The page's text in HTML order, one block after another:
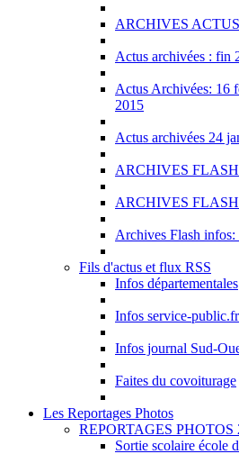
ARCHIVES
Actus archivées : fin
Actus Archivées: 16
2015
Actus archivées 24
ARCHIVES
ARCHIVES
Archives Flash
Fils d'actus et flux RSS
Infos départementales
Infos service-public.fr
Infos journal Sud-
Faites du covoiturage
Les Reportages Photos
REPORTAGES PHOTOS
Sortie scolaire école